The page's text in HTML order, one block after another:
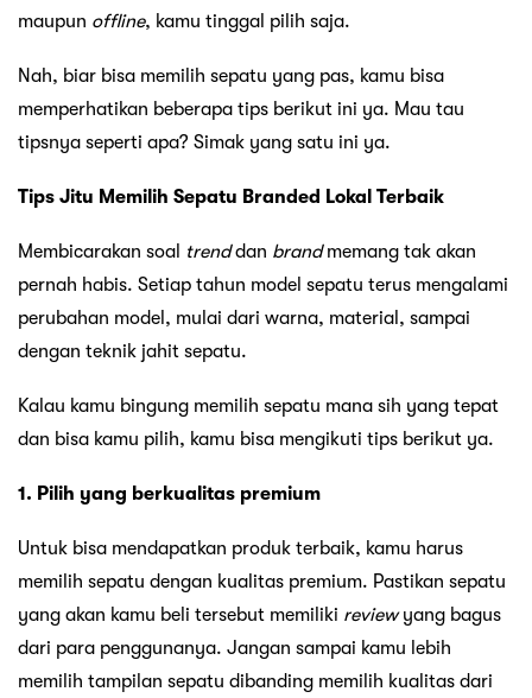
maupun offline, kamu tinggal pilih saja.
Nah, biar bisa memilih sepatu yang pas, kamu bisa
memperhatikan beberapa tips berikut ini ya. Mau tau
tipsnya seperti apa? Simak yang satu ini ya.
Tips Jitu Memilih Sepatu Branded Lokal Terbaik
Membicarakan soal trenddan brandmemang tak akan
pernah habis. Setiap tahun model sepatu terus mengalami
perubahan model, mulai dari warna, material, sampai
dengan teknik jahit sepatu.
Kalau kamu bingung memilih sepatu mana sih yang tepat
dan bisa kamu pilih, kamu bisa mengikuti tips berikut ya.
1. Pilih yang berkualitas premium
Untuk bisa mendapatkan produk terbaik, kamu harus
memilih sepatu dengan kualitas premium. Pastikan sepatu
yang akan kamu beli tersebut memiliki reviewyang bagus
dari para penggunanya. Jangan sampai kamu lebih
memilih tampilan sepatu dibanding memilih kualitas dari